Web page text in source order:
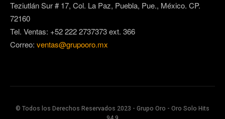
Teziutlán Sur # 17, Col. La Paz, Puebla, Pue., México. CP.
72160
Tel. Ventas: +52 222 2737373 ext. 366
Correo: ventas@grupooro.mx
© Todos los Derechos Reservados 2023 - Grupo Oro - Oro Solo Hits